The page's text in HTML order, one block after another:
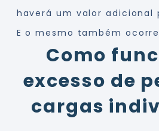
haverá um valor adicional
E o mesmo também
Como
excesso de
cargas